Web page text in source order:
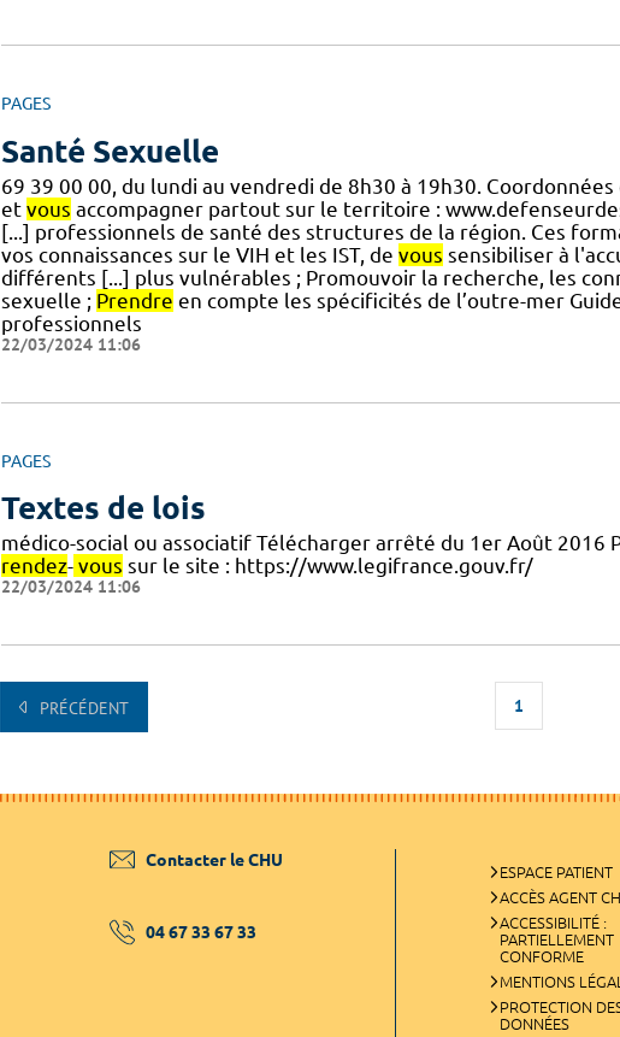
PAGES
Santé Sexuelle
69 39 00 00, du lundi au vendredi de 8h30 à 19h30.
et vous accompagner partout sur le territoire :
[...] professionnels de santé des structures de la région. Ces
vos connaissances sur le VIH et les IST, de vous sensibiliser à
différents [...] plus vulnérables ; Promouvoir la recherche, les
sexuelle ; Prendre en compte les spécificités de l’outre-mer
professionnels
22/03/2024 11:06
PAGES
Textes de lois
médico-social ou associatif Télécharger arrêté du 1er Août 2016
rendez- vous sur le site : https://www.legifrance.gouv.fr/
22/03/2024 11:06
PRÉCÉDENT 1
Contacter le CHU
04 67 33 67 33
ESPACE PATIENT
ACCÈS AGENT
ACCESSIBILITÉ :
PARTIELLEMENT
CONFORME
MENTIONS
PROTECTION
DONNÉES